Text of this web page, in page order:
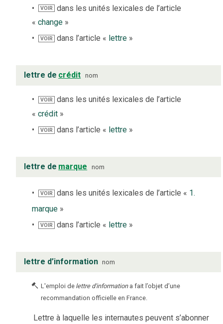
VOIR
dans les unités lexicales de l’article
« change »
VOIR dans l’article « lettre »
lettre de crédit nom
VOIR
dans les unités lexicales de l’article
« crédit »
VOIR dans l’article « lettre »
lettre de marque nom
VOIR dans les unités lexicales de l’article « 1.
marque »
VOIR dans l’article « lettre »
lettre d’information nom
L'emploi de lettre d'information a fait l’objet d’une
recommandation officielle en France.
Lettre à laquelle les internautes peuvent s’abonner